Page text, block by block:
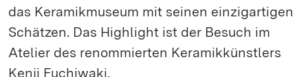
das Keramikmuseum mit seinen einzigartigen
Schätzen. Das Highlight ist der Besuch im
Atelier des renommierten Keramikkünstlers
Kenji Fuchiwaki.